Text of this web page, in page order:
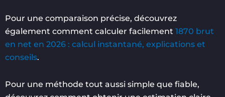
Pour une comparaison précise, découvrez
également comment calculer facilement 1870 brut
en net en 2026 : calcul instantané, explications et
conseils.
Pour une méthode tout aussi simple que fiable,